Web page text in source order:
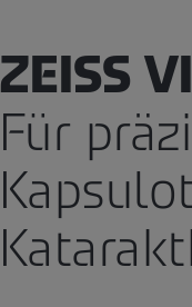
ZEISS
Für